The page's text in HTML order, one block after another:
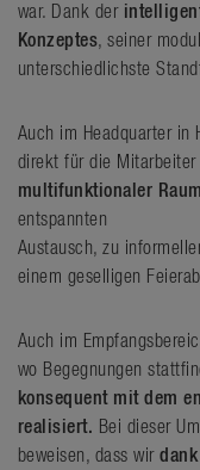
war. Dank der
Konzeptes, seiner
unterschiedlichste
Auch im Headquarter in
direkt für die Mitarbeiter
multifunktionaler Raum
entspannten
Austausch, zu
einem geselligen
Auch im
wo Begegnungen
konsequent mit dem
realisiert. Bei dieser
beweisen, dass wir